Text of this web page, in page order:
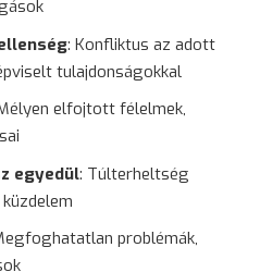
: Konfliktus az adott
tulajdonságokkal
elfojtott félelmek,
egyedül: Túlterheltség
problémák,